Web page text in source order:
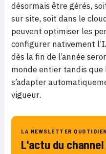
désormais être gérés,
sur site, soit dans le
peuvent optimiser les
configurer nativement
dès la fin de l’année
monde entier tandis que
s’adapter
vigueur.
LA NEWSLETTER
L'actu du